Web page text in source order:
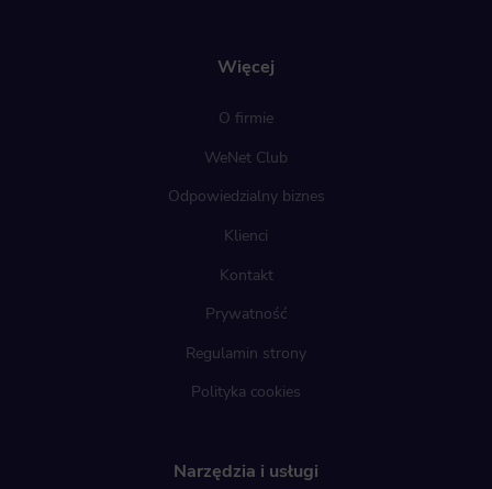
Więcej
O firmie
WeNet Club
Odpowiedzialny biznes
Klienci
Kontakt
Prywatność
Regulamin strony
Polityka cookies
Narzędzia i usługi